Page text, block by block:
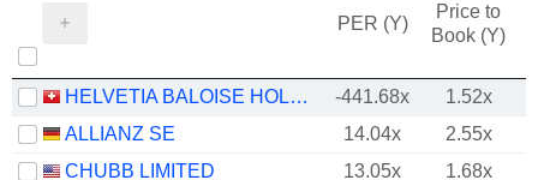
PER (Y)
Price to
Book (Y)
HELVETIA BALOISE HOLDING AG -441.68x
1.52x
ALLIANZ SE
14.04x
2.55x
CHUBB LIMITED
13.05x
1.68x